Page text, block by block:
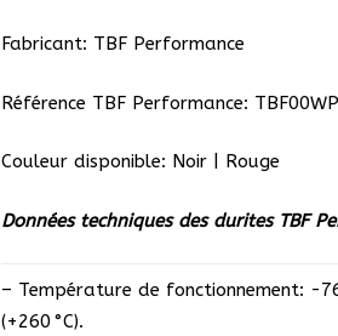
Fabricant: TBF Performance
Référence TBF Performance:
Couleur disponible: Noir | Rouge
Données techniques des durites TBF
– Température de fonctionnement: -
(+260 °C).